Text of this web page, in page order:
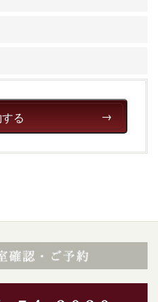
。
）
け流しの温泉の質を楽し
。
バス
行しておりません
観賞プラン《2食付き》の
る